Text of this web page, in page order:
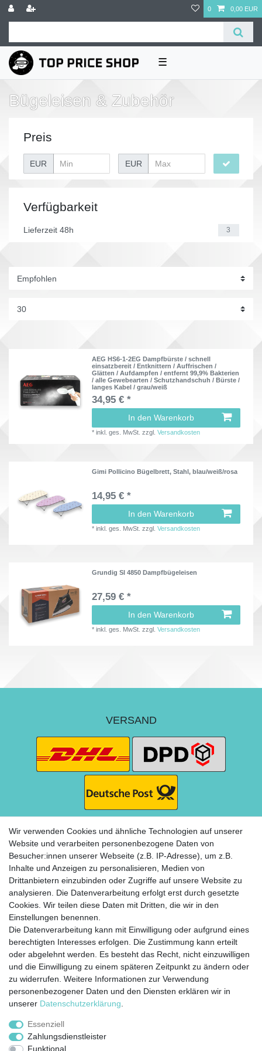
0 0,00 EUR
☰
Bügeleisen & Zubehör
Preis
EUR EUR
Verfügbarkeit
Lieferzeit 48h 3
AEG HS6-1-2EG Dampfbürste / schnell
einsatzbereit / Entknittern / Auffrischen /
Glätten / Aufdampfen / entfernt 99,9% Bakterien
/ alle Gewebearten / Schutzhandschuh / Bürste /
langes Kabel / grau/weiß
34,95 € *
In den Warenkorb
*inkl. ges. MwSt. zzgl.Versandkosten
Gimi Pollicino Bügelbrett, Stahl, blau/weiß/rosa
14,95 € *
In den Warenkorb
*inkl. ges. MwSt. zzgl.Versandkosten
Grundig SI 4850 Dampfbügeleisen
27,59 € *
In den Warenkorb
*inkl. ges. MwSt. zzgl.Versandkosten
VERSAND
ZAHLUNG
Widerrufs­recht Impressum
Daten­schutz­
erklärung
AGB Kontakt
Zahlung &
Versand
© Copyright 2020 Rocket Trading GmbH. Alle Rechte vorbehalten.
Wir verwenden Cookies und ähnliche Technologien auf unserer
Website und verarbeiten personenbezogene Daten von
Besucher:innen unserer Webseite (z.B. IP-Adresse), um z.B.
Inhalte und Anzeigen zu personalisieren, Medien von
Drittanbietern einzubinden oder Zugriffe auf unsere Website zu
analysieren. Die Datenverarbeitung erfolgt erst durch gesetzte
Cookies. Wir teilen diese Daten mit Dritten, die wir in den
Einstellungen benennen.
Die Datenverarbeitung kann mit Einwilligung oder aufgrund eines
berechtigten Interesses erfolgen. Die Zustimmung kann erteilt
oder abgelehnt werden. Es besteht das Recht, nicht einzuwilligen
und die Einwilligung zu einem späteren Zeitpunkt zu ändern oder
zu widerrufen. Weitere Informationen zur Verwendung
personenbezogener Daten und den Diensten erklären wir in
unserer Daten­schutz­erklärung
Essenziell
Zahlungsdienstleister
Funktional